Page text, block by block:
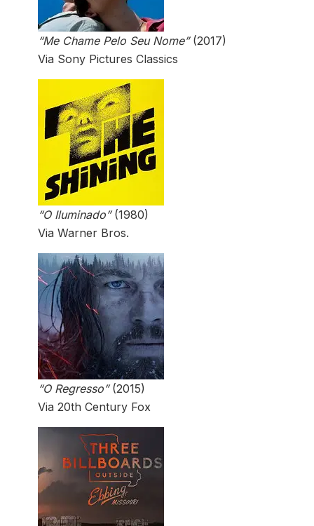
“Me Chame Pelo Seu Nome”(2017)
Via Sony Pictures Classics
“O Iluminado”(1980)
Via Warner Bros.
“O Regresso”(2015)
Via 20th Century Fox